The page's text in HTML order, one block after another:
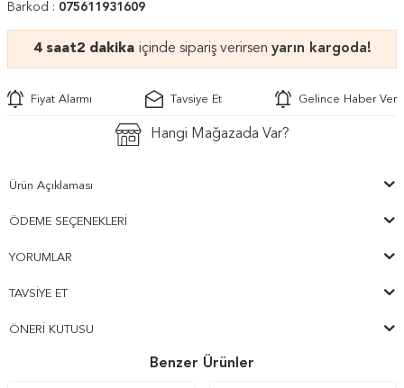
Barkod : 075611931609
4 saat2 dakika içinde sipariş verirsen yarın kargoda!
Fiyat Alarmı Tavsiye Et Gelince Haber Ver
Hangi Mağazada Var?
Ürün Açıklaması
ÖDEME SEÇENEKLERI
YORUMLAR
TAVSIYE ET
ÖNERI KUTUSU
Benzer Ürünler